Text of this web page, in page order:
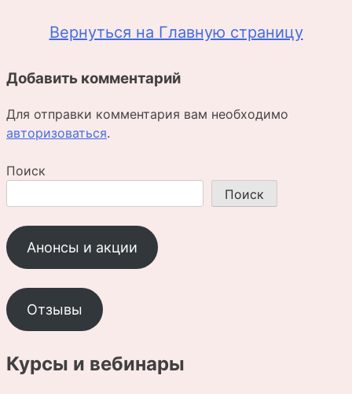
Вернуться на Главную страницу
Добавить комментарий
Для отправки комментария вам необходимо
авторизоваться.
Поиск
Поиск
Анонсы и акции
Отзывы
Курсы и вебинары